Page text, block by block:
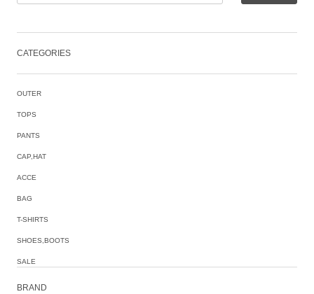
CATEGORIES
OUTER
TOPS
PANTS
CAP,HAT
ACCE
BAG
T-SHIRTS
SHOES,BOOTS
SALE
BRAND